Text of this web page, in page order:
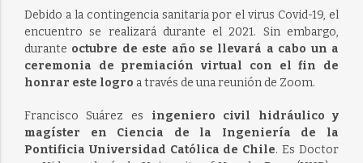
Debido a la contingencia sanitaria por el virus Covid-19, el
encuentro se realizará durante el 2021. Sin embargo,
durante octubre de este año se llevará a cabo un a
ceremonia de premiación virtual con el fin de
honrar este logro a través de una reunión de Zoom.
Francisco Suárez es ingeniero civil hidráulico y
magíster en Ciencia de la Ingeniería de la
Pontificia Universidad Católica de Chile. Es Doctor